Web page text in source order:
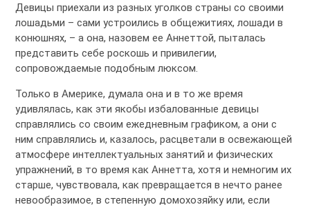
Девицы приехали из разных уголков страны со своими
лошадьми – сами устроились в общежитиях, лошади в
конюшнях, – а она, назовем ее Аннеттой, пыталась
представить себе роскошь и привилегии,
сопровождаемые подобным люксом.
Только в Америке, думала она и в то же время
удивлялась, как эти якобы избалованные девицы
справлялись со своим ежедневным графиком, а они с
ним справлялись и, казалось, расцветали в освежающей
атмосфере интеллектуальных занятий и физических
упражнений, в то время как Аннетта, хотя и немногим их
старше, чувствовала, как превращается в нечто ранее
невообразимое, в степенную домохозяйку или, если